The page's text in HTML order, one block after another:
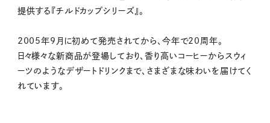
提供する『チルドカップシリーズ』。
2005年9月に初めて発売されてから、今年で20周年。
日々様々な新商品が登場しており、香り高いコーヒーからスウィ
ーツのようなデザートドリンクまで、さまざまな味わいを届けてく
れています。